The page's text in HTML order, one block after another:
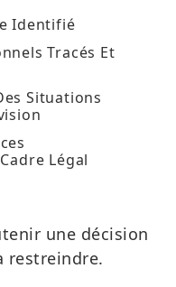
Identifié
Tracés Et
Situations
Légal
une décision
restreindre.